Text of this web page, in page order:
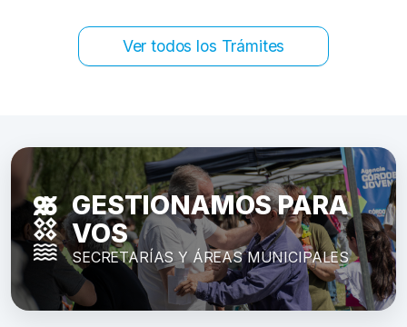
Ver todos los Trámites
GESTIONAMOS PARA
VOS
SECRETARÍAS Y ÁREAS MUNICIPALES